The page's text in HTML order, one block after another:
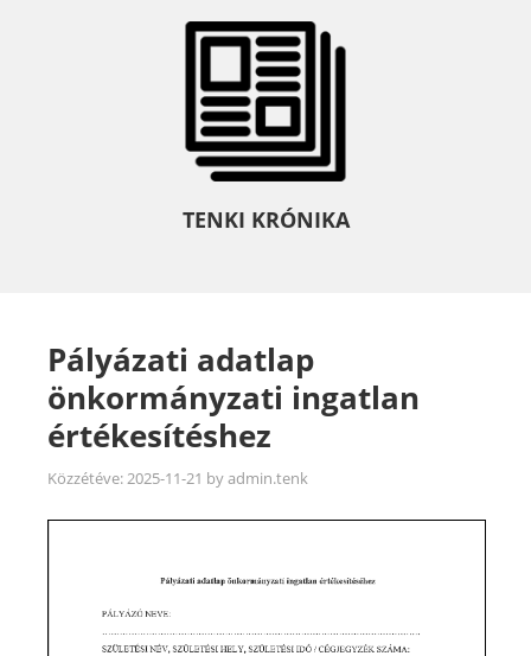
TENKI KRÓNIKA
Pályázati adatlap
önkormányzati ingatlan
értékesítéshez
Közzétéve:2025-11-21 byadmin.tenk